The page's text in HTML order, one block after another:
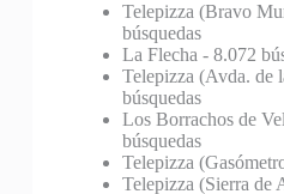
Telepizza (Bravo
búsquedas
La Flecha - 8.072
Telepizza (Avda. de
búsquedas
Los Borrachos de
búsquedas
Telepizza
Telepizza (Sierra de